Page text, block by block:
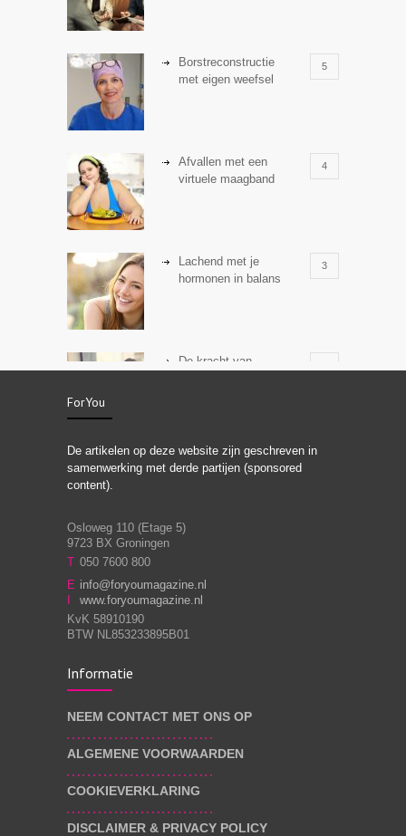
Borstreconstructie
met eigen weefsel
5
Afvallen met een
virtuele maagband
4
Lachend met je
hormonen in balans
3
De kracht van
Stiefouderschap en
relaties
moeite!
Wat voor leider wil jij
zijn?
ForYou
De artikelen op deze website zijn geschreven in
samenwerking met derde partijen (sponsored
content).
Osloweg 110 (Etage 5)
9723 BX Groningen
T 050 7600 800
E info@foryoumagazine.nl
www.foryoumagazine.nl
KvK 58910190
BTW NL853233895B01
Informatie
NEEM CONTACT MET ONS OP
ALGEMENE VOORWAARDEN
COOKIEVERKLARING
DISCLAIMER & PRIVACY POLICY